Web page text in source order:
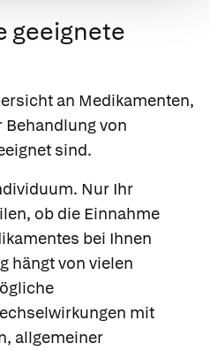
geeignete
an Medikamenten,
von
sind.
Nur Ihr
ob die Einnahme
bei Ihnen
hängt von vielen
mit
allgemeiner